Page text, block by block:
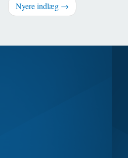
Nyere indlæg →